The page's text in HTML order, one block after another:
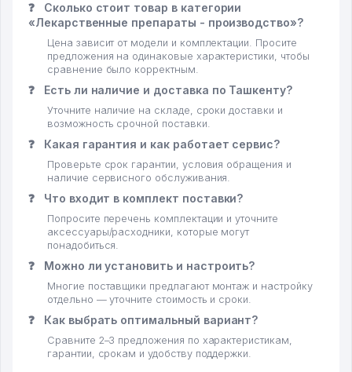
❓
Сколько стоит товар в категории
«Лекарственные препараты - производство»?
Цена зависит от модели и комплектации. Просите
предложения на одинаковые характеристики, чтобы
сравнение было корректным.
❓ Есть ли наличие и доставка по Ташкенту?
Уточните наличие на складе, сроки доставки и
возможность срочной поставки.
❓ Какая гарантия и как работает сервис?
Проверьте срок гарантии, условия обращения и
наличие сервисного обслуживания.
❓ Что входит в комплект поставки?
Попросите перечень комплектации и уточните
аксессуары/расходники, которые могут
понадобиться.
❓ Можно ли установить и настроить?
Многие поставщики предлагают монтаж и настройку
отдельно — уточните стоимость и сроки.
❓ Как выбрать оптимальный вариант?
Сравните 2–3 предложения по характеристикам,
гарантии, срокам и удобству поддержки.